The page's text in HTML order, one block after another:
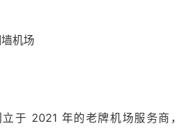
机场
于 2021 年的老牌机场服务商，